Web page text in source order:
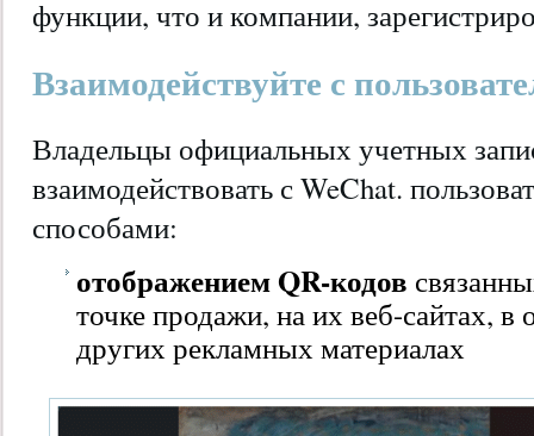
функции, что и компании,
Взаимодействуйте с
Владельцы официальных учетных
взаимодействовать с WeChat.
способами:
отображением QR-кодов
точке продажи, на их веб-сайтах,
других рекламных материалах